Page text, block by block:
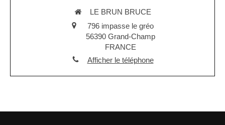
LE BRUN BRUCE
796 impasse le gréo
56390 Grand-Champ
FRANCE
Afficher le téléphone